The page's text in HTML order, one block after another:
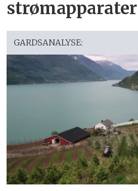
GARDSANALYSE: